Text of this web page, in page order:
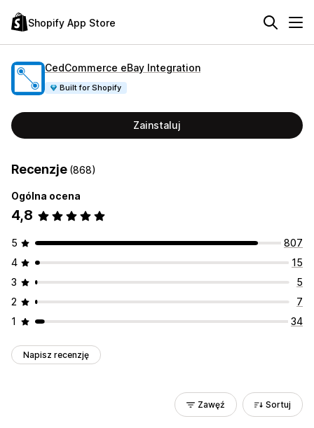
Shopify App Store
CedCommerce eBay Integration
Built for Shopify
Zainstaluj
Recenzje (868)
Ogólna ocena
4,8
5
807
4
15
3
5
2
7
1
34
Napisz recenzję
Zawęź Sortuj